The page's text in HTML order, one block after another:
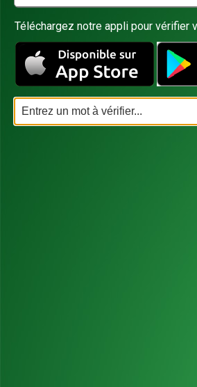
Téléchargez notre appli pour vérifier